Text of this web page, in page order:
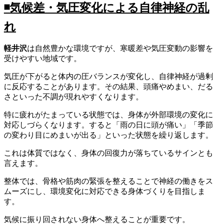
◾️気候差・気圧変化による自律神経の乱
れ
軽井沢は自然豊かな環境ですが、寒暖差や気圧変動の影響を
受けやすい地域です。
気圧が下がると体内の圧バランスが変化し、自律神経が過剰
に反応することがあります。その結果、頭痛やめまい、だる
さといった不調が現れやすくなります。
特に疲れがたまっている状態では、身体が外部環境の変化に
対応しづらくなります。すると「雨の日に頭が痛い」「季節
の変わり目にめまいが出る」といった状態を繰り返します。
これは体質ではなく、身体の回復力が落ちているサインとも
言えます。
整体では、骨格や筋肉の緊張を整えることで神経の働きをス
ムーズにし、環境変化に対応できる身体づくりを目指しま
す。
気候に振り回されない身体へ整えることが重要です。